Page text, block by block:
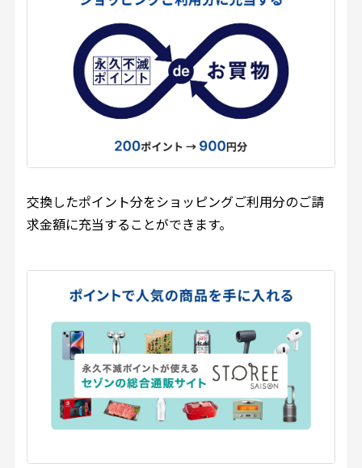
交換したポイント分をショッピングご利用分のご請
求金額に充当することができます。